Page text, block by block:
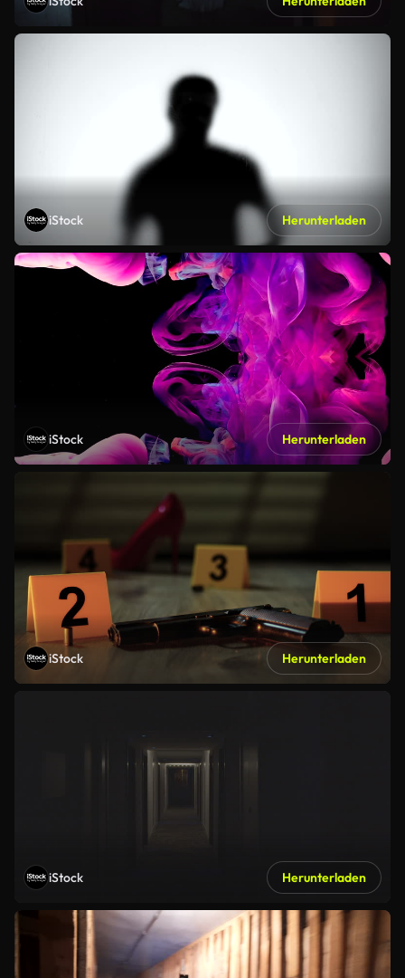
iStock Herunterladen
iStock Herunterladen
iStock Herunterladen
iStock Herunterladen